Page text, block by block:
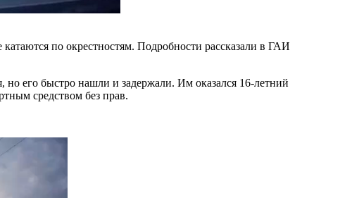
по окрестностям. Подробности рассказали в ГАИ
его быстро нашли и задержали. Им оказался 16-летний
средством без прав.